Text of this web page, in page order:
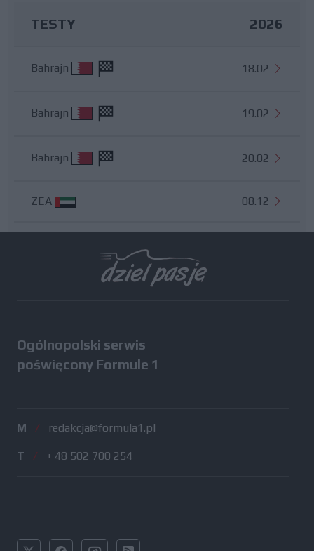
TESTY 2026
Bahrajn 18.02
Bahrajn 19.02
Bahrajn 20.02
ZEA 08.12
Ogólnopolski serwis
poświęcony Formule 1
M / redakcja@formula1.pl
T / + 48 502 700 254